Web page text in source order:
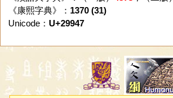
《康熙字典》： 1370 (31)
Unicode： U+29947